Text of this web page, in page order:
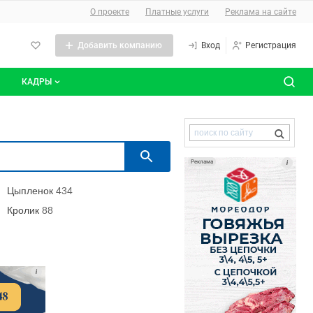
О сайте
О проекте Платные услуги Реклама на сайте
Добавить компанию Вход Регистрация
КАДРЫ
Все резюме Поиск
Цыпленок 434
Кролик 88
i
Поиск по сайту
Реклама i